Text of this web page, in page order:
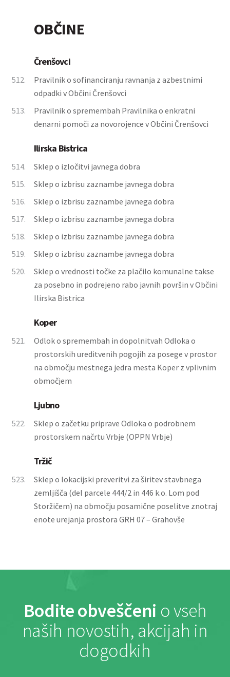
OBČINE
Črenšovci
512.
Pravilnik o sofinanciranju ravnanja z azbestnimi
odpadki v Občini Črenšovci
513.
Pravilnik o spremembah Pravilnika o enkratni
denarni pomoči za novorojence v Občini Črenšovci
Ilirska Bistrica
514.
Sklep o izločitvi javnega dobra
515.
Sklep o izbrisu zaznambe javnega dobra
516.
Sklep o izbrisu zaznambe javnega dobra
517.
Sklep o izbrisu zaznambe javnega dobra
518.
Sklep o izbrisu zaznambe javnega dobra
519.
Sklep o izbrisu zaznambe javnega dobra
520.
Sklep o vrednosti točke za plačilo komunalne takse
za posebno in podrejeno rabo javnih površin v Občini
Ilirska Bistrica
Koper
521.
Odlok o spremembah in dopolnitvah Odloka o
prostorskih ureditvenih pogojih za posege v prostor
na območju mestnega jedra mesta Koper z vplivnim
območjem
Ljubno
522.
Sklep o začetku priprave Odloka o podrobnem
prostorskem načrtu Vrbje (OPPN Vrbje)
Tržič
523.
Sklep o lokacijski preveritvi za širitev stavbnega
zemljišča (del parcele 444/2 in 446 k.o. Lom pod
Storžičem) na območju posamične poselitve znotraj
enote urejanja prostora GRH 07 – Grahovše
Bodite obveščeni o vseh
naših novostih, akcijah in
dogodkih